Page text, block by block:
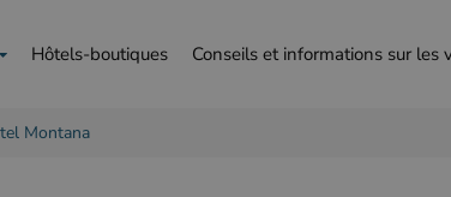
Hôtels-boutiques Conseils et informations sur les
Montana